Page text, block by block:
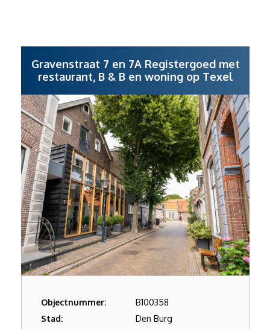
Gravenstraat 7 en 7A Registergoed met
restaurant, B & B en woning op Texel
Objectnummer:
B100358
Stad:
Den Burg